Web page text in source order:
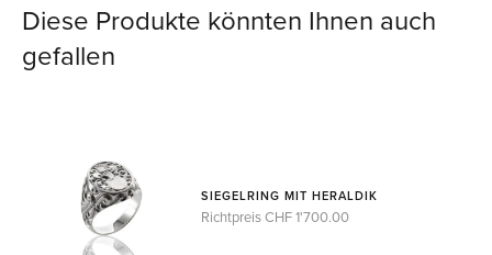
Diese Produkte könnten Ihnen auch
gefallen
SIEGELRING MIT HERALDIK
Richtpreis CHF 1'700.00